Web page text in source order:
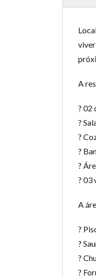
A
? 02
?
?
?
?
? 03
A
?
?
?
?